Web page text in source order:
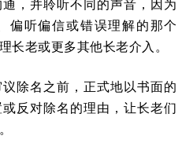
，并聆听不同的声音，因为
偏听偏信或错误理解的那个
长老或更多其他长老介入。
除名之前，正式地以书面的
反对除名的理由，让长老们